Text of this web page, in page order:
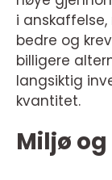
i
bedre og
billigere
langsiktig
kvantitet.
Miljø